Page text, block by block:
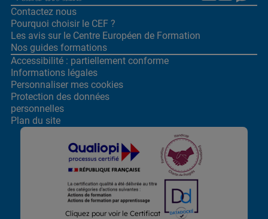
Cliquez pour voir le Certificat
Contactez nous
Pourquoi choisir le CEF ?
Les avis sur le Centre Européen de Formation
Nos guides formations
Accessibilité : partiellement conforme
Informations légales
Personnaliser mes cookies
Protection des données
personnelles
Plan du site
Lors de la navigation sur notre site, nous recueillons et traitons